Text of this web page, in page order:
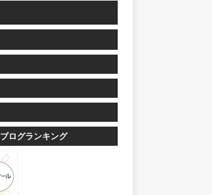
ログランキング